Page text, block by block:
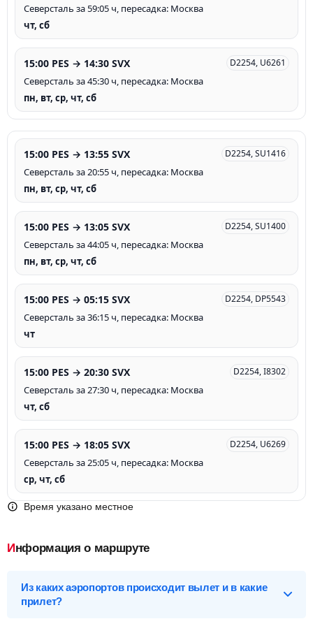
Северсталь за 59:05 ч, пересадка: Москва
чт, сб
15:00 PES → 14:30 SVX D2254, U6261
Северсталь за 45:30 ч, пересадка: Москва
пн, вт, ср, чт, сб
15:00 PES → 13:55 SVX D2254, SU1416
Северсталь за 20:55 ч, пересадка: Москва
пн, вт, ср, чт, сб
15:00 PES → 13:05 SVX D2254, SU1400
Северсталь за 44:05 ч, пересадка: Москва
пн, вт, ср, чт, сб
15:00 PES → 05:15 SVX D2254, DP5543
Северсталь за 36:15 ч, пересадка: Москва
чт
15:00 PES → 20:30 SVX D2254, I8302
Северсталь за 27:30 ч, пересадка: Москва
чт, сб
15:00 PES → 18:05 SVX D2254, U6269
Северсталь за 25:05 ч, пересадка: Москва
ср, чт, сб
Время указано местное
Информация о маршруте
Из каких аэропортов происходит вылет и в какие
прилет?